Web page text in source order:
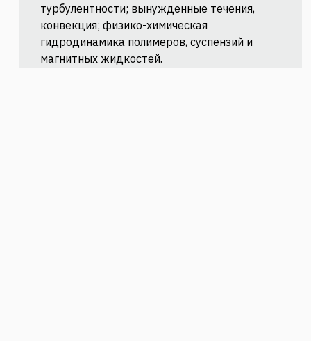
турбулентности; вынужденные течения,
конвекция; физико-химическая
гидродинамика полимеров, суспензий и
магнитных жидкостей.